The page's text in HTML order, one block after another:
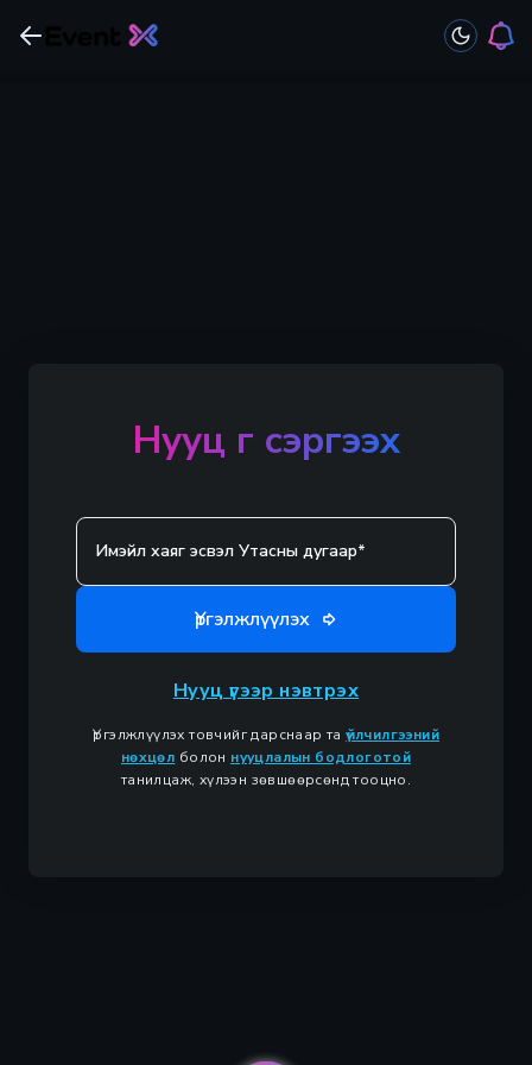
Нууц үг сэргээх
Үргэлжлүүлэх
Нууц үгээр нэвтрэх
Үргэлжлүүлэх товчийг дарснаар та үйлчилгээний
нөхцөл болон нууцлалын бодлоготой
танилцаж, хүлээн зөвшөөрсөнд тооцно.